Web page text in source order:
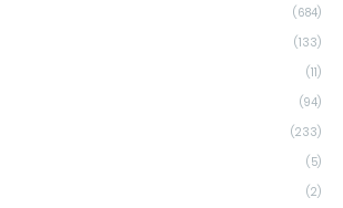
(684)
(133)
(11)
(94)
(233)
(5)
(2)